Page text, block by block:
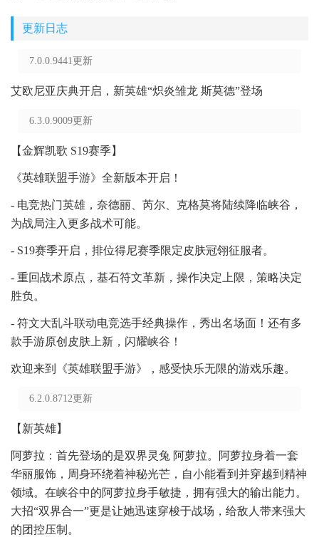
更新日志
7.0.0.9441更新
艾欧尼亚庆典开启，新英雄“炽炎雏龙 斯莫德”登场
6.3.0.9009更新
【金辉凯歌 S19赛季】
《英雄联盟手游》全新版本开启！
- 电竞热门英雄，奈德丽、芮尔、克格莫将陆续降临峡谷，
为战局注入更多战术可能。
- S19赛季开启，排位得尼赛季限定皮肤冠翎征服者。
- 重回战术原点，基石符文革新，操作决定上限，策略决定
胜负。
- 符文大乱斗联动电竞选手经典操作，秀出名场面！还有多
款手游原创皮肤上新，闪耀峡谷！
欢迎来到《英雄联盟手游》，感受快乐无限的游戏乐趣。
6.2.0.8712更新
【新英雄】
阿萝拉：首先登场的是双界灵兔 阿萝拉。阿萝拉身着一套
华丽服饰，周身环绕着神秘光芒，自小能看到并穿越到精神
领域。在峡谷中的阿萝拉身手敏捷，拥有强大的输出能力。
大招“双界合一”更是让她迅速穿梭于战场，给敌人带来强大
的团控压制。